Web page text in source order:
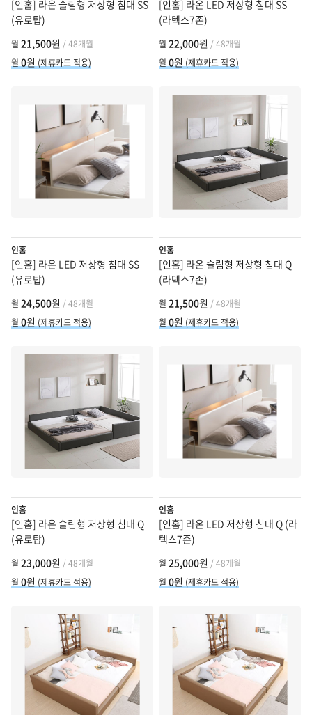
[인홈] 라온 슬림형 저상형 침대 SS
(유로탑)
월 21,500원 / 48개월
월 0원 (제휴카드 적용)
[인홈] 라온 LED 저상형 침대 SS
(라텍스7존)
월 22,000원 / 48개월
월 0원 (제휴카드 적용)
인홈
[인홈] 라온 LED 저상형 침대 SS
(유로탑)
월 24,500원 / 48개월
월 0원 (제휴카드 적용)
인홈
[인홈] 라온 슬림형 저상형 침대 Q
(라텍스7존)
월 21,500원 / 48개월
월 0원 (제휴카드 적용)
인홈
[인홈] 라온 슬림형 저상형 침대 Q
(유로탑)
월 23,000원 / 48개월
월 0원 (제휴카드 적용)
인홈
[인홈] 라온 LED 저상형 침대 Q (라
텍스7존)
월 25,000원 / 48개월
월 0원 (제휴카드 적용)